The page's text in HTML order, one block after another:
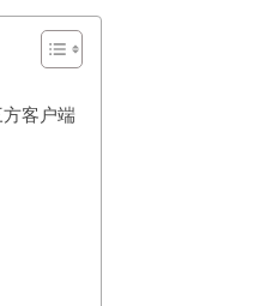
客户端